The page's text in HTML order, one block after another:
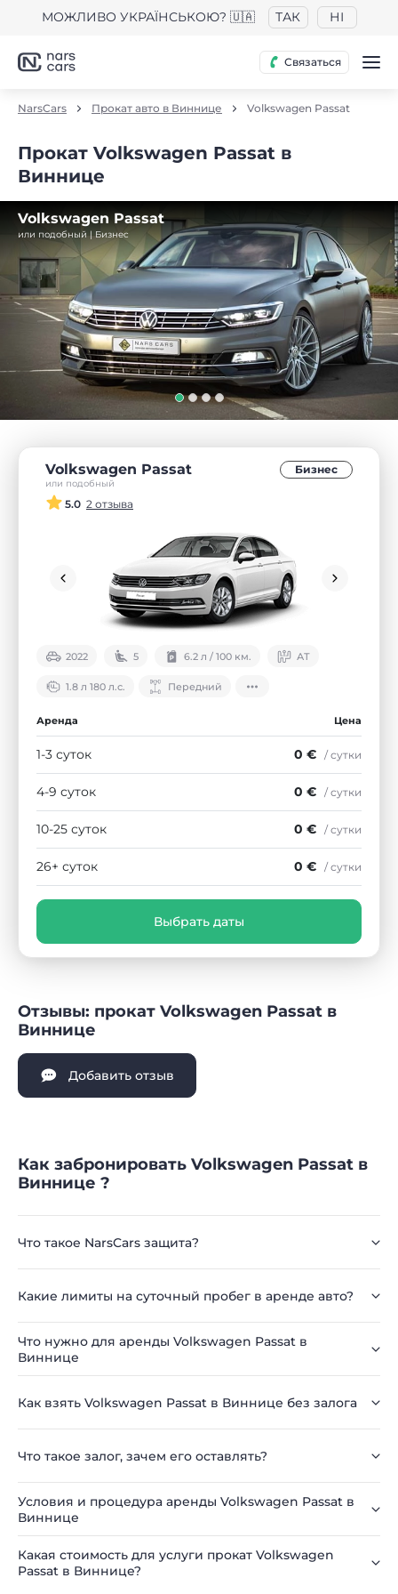
МОЖЛИВО УКРАЇНСЬКОЮ? 🇺🇦 ТАК НІ
Связаться
NarsCars Прокат авто в Виннице Volkswagen Passat
Прокат Volkswagen Passat в
Виннице
Volkswagen Passat
или подобный | Бизнес
Volkswagen Passat
или подобный
Бизнес
5.0 2 отзыва
2022 5 6.2 л / 100 км. АТ
1.8 л 180 л.с. Передний
Аренда Цена
1-3 суток 0 € / сутки
4-9 суток 0 € / сутки
10-25 суток 0 € / сутки
26+ суток 0 € / сутки
Выбрать даты
Отзывы: прокат Volkswagen Passat в
Виннице
Добавить отзыв
Как забронировать Volkswagen Passat в
Виннице ?
Что такое NarsCars защита?
Какие лимиты на суточный пробег в аренде авто?
Что нужно для аренды Volkswagen Passat в
Виннице
Как взять Volkswagen Passat в Виннице без залога
Что такое залог, зачем его оставлять?
Условия и процедура аренды Volkswagen Passat в
Виннице
Какая стоимость для услуги прокат Volkswagen
Passat в Виннице?